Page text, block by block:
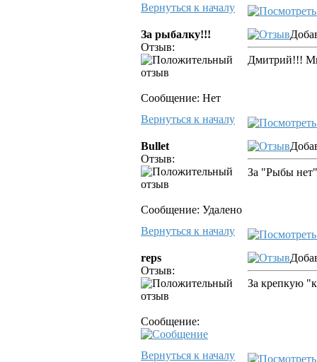
Вернуться к началу
За рыбалку!!!
Отзыв:
Сообщение: Нет
Дмитрий!!!
Вернуться к началу
Bullet
Отзыв:
Сообщение: Удалено
За "Рыбы
Вернуться к началу
reps
Отзыв:
Сообщение:
За крепкую
Вернуться к началу